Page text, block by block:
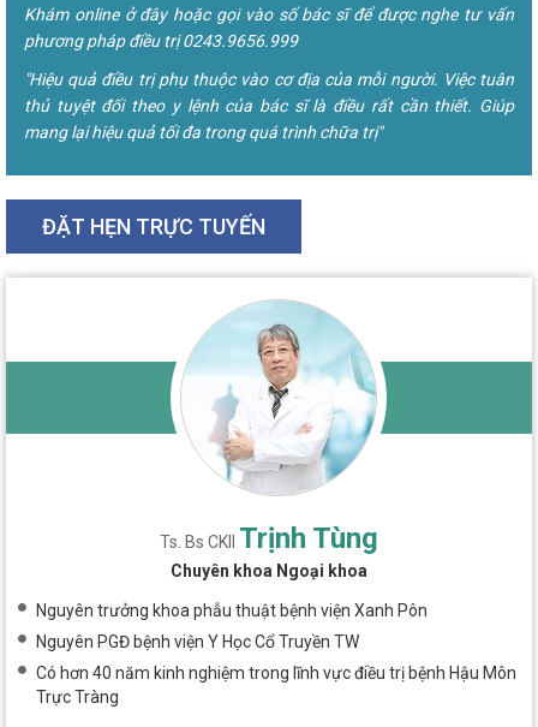
Khám online ở đây hoặc gọi vào số bác sĩ để được nghe tư vấn
phương pháp điều trị 0243.9656.999
"Hiệu quả điều trị phụ thuộc vào cơ địa của mỗi người. Việc tuân
thủ tuyệt đối theo y lệnh của bác sĩ là điều rất cần thiết. Giúp
mang lại hiệu quả tối đa trong quá trình chữa trị"
ĐẶT HẸN TRỰC TUYẾN
Ts. Bs CKII Trịnh Tùng
Chuyên khoa Ngoại khoa
Nguyên trưởng khoa phẫu thuật bệnh viện Xanh Pôn
Nguyên PGĐ bệnh viện Y Học Cổ Truyền TW
Có hơn 40 năm kinh nghiệm trong lĩnh vực điều trị bệnh Hậu Môn
Trực Tràng